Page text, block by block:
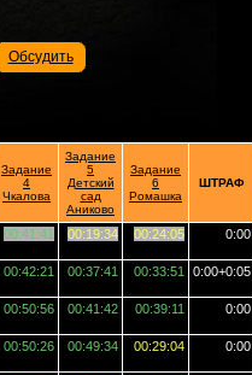
Обсудить
Задание
4
Чкалова
Задание
5
Детский
сад
Аниково
Задание
6
Ромашка
ШТРАФ
00:41:41 00:19:34 00:24:05 0:00
00:42:21 00:37:41 00:33:51 0:00+0:05
00:50:56 00:41:42 00:39:11 0:00
00:50:26 00:49:34 00:29:04 0:00